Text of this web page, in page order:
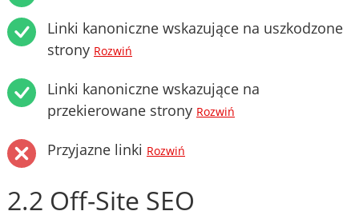
Linki kanoniczne wskazujące na uszkodzone
strony Rozwiń
Linki kanoniczne wskazujące na
przekierowane strony Rozwiń
Przyjazne linki Rozwiń
2.2 Off-Site SEO